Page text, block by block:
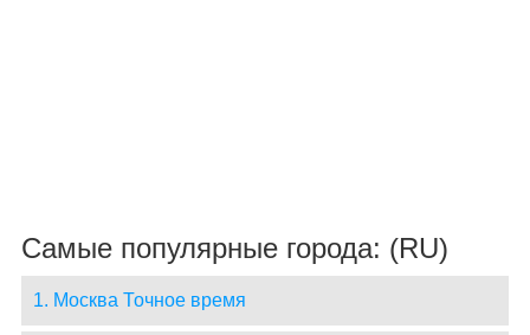
Самые популярные города: (RU)
1. Москва Точное время